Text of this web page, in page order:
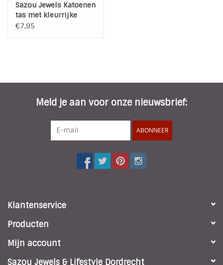
Sazou Jewels Katoenen
tas met kleurrijke
afbeelding
€7,95
Meld je aan voor onze nieuwsbrief:
ABONNEER
Klantenservice
Producten
Mijn account
Sazou Jewels & Lifestyle Dordrecht